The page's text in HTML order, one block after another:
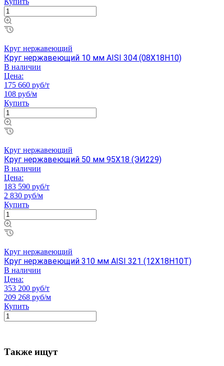
Круг нержавеющий
Круг нержавеющий 10 мм AISI 304 (08Х18Н10)
В наличии
Цена:
175 660 руб/т
108 руб/м
Купить
Круг нержавеющий
Круг нержавеющий 50 мм 95Х18 (ЭИ229)
В наличии
Цена:
183 590 руб/т
2 830 руб/м
Купить
Круг нержавеющий
Круг нержавеющий 310 мм AISI 321 (12Х18Н10Т)
В наличии
Цена:
353 200 руб/т
209 268 руб/м
Купить
Также ищут